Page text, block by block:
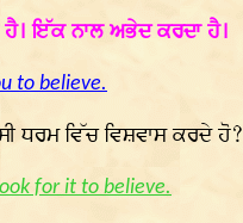
ਇੱਕ ਨਾਲ ਅਭੇਦ ਕਰਦਾ ਹੈ।
to believe.
ਧਰਮ ਵਿੱਚ ਵਿਸ਼ਵਾਸ ਕਰਦੇ ਹੋ?
for it to believe.